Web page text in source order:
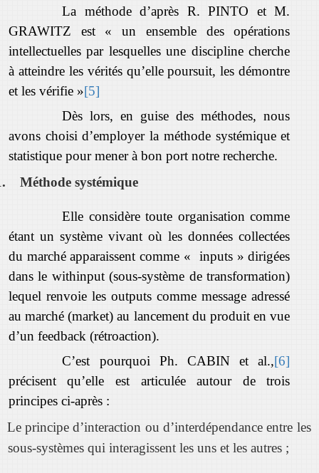
La méthode d’après R. PINTO et M.
GRAWITZ est « un ensemble des opérations
intellectuelles par lesquelles une discipline cherche
à atteindre les vérités qu’elle poursuit, les démontre
et les vérifie »[5]
Dès lors, en guise des méthodes, nous
avons choisi d’employer la méthode systémique et
statistique pour mener à bon port notre recherche.
Méthode systémique
Elle considère toute organisation comme
étant un système vivant où les données collectées
du marché apparaissent comme « inputs » dirigées
dans le withinput (sous-système de transformation)
lequel renvoie les outputs comme message adressé
au marché (market) au lancement du produit en vue
d’un feedback (rétroaction).
C’est pourquoi Ph. CABIN et al.,[6]
précisent qu’elle est articulée autour de trois
principes ci-après :
Le principe d’interaction ou d’interdépendance entre les
sous-systèmes qui interagissent les uns et les autres ;